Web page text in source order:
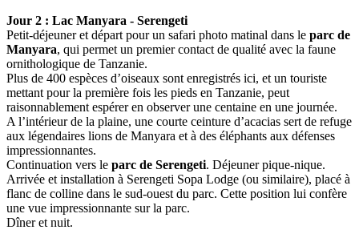
Jour 2 : Lac Manyara - Serengeti
Petit-déjeuner et départ pour un safari photo matinal dans le parc de
Manyara, qui permet un premier contact de qualité avec la faune
ornithologique de Tanzanie.
Plus de 400 espèces d’oiseaux sont enregistrés ici, et un touriste
mettant pour la première fois les pieds en Tanzanie, peut
raisonnablement espérer en observer une centaine en une journée.
A l’intérieur de la plaine, une courte ceinture d’acacias sert de refuge
aux légendaires lions de Manyara et à des éléphants aux défenses
impressionnantes.
Continuation vers le parc de Serengeti. Déjeuner pique-nique.
Arrivée et installation à Serengeti Sopa Lodge (ou similaire), placé à
flanc de colline dans le sud-ouest du parc. Cette position lui confère
une vue impressionnante sur la parc.
Dîner et nuit.